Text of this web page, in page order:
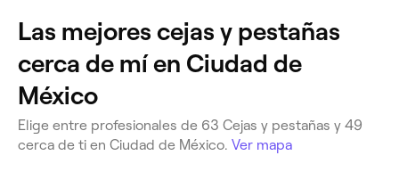
Las mejores cejas y pestañas
cerca de mí en Ciudad de
México
Elige entre profesionales de 63 Cejas y pestañas y 49
cerca de ti en Ciudad de México. Ver mapa